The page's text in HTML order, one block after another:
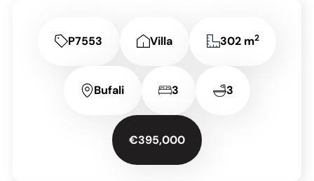
P7553 Villa 302 m2
Bufali 3 3
€395,000